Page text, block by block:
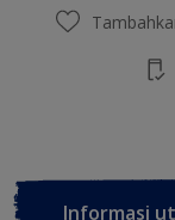
Informasi